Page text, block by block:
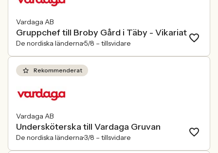
Vardaga AB
Gruppchef till Broby Gård i Täby - Vikariat
De nordiska länderna5/8 – tillsvidare
Rekommenderat
Vardaga AB
Undersköterska till Vardaga Gruvan
De nordiska länderna3/8 – tillsvidare